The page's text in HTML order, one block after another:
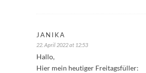
JANIKA
22. April 2022 at 12:53
Hallo,
Hier mein heutiger Freitagsfüller: